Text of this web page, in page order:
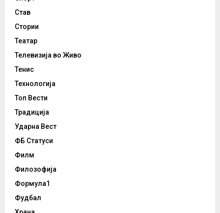
Став
Стории
Театар
Телевизија во Живо
Тенис
Технологија
Топ Вести
Традиција
Ударна Вест
ФБ Статуси
Филм
Филозофија
Формула1
Фудбал